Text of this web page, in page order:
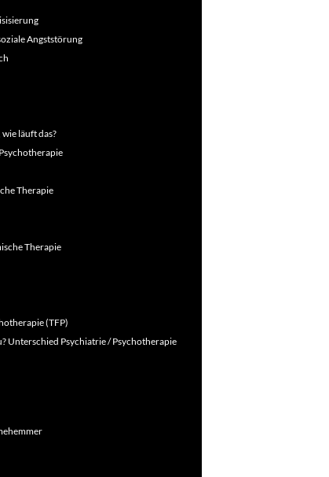
Angststörung
läuft das?
Therapie
Therapie
(TFP)
Unterschied Psychiatrie / Psychotherapie